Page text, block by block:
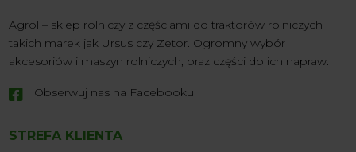
Agrol – sklep rolniczy z częściami do traktorów rolniczych
takich marek jak Ursus czy Zetor. Ogromny wybór
akcesoriów i maszyn rolniczych, oraz części do ich napraw.
 Obserwuj nas na Facebooku
STREFA KLIENTA